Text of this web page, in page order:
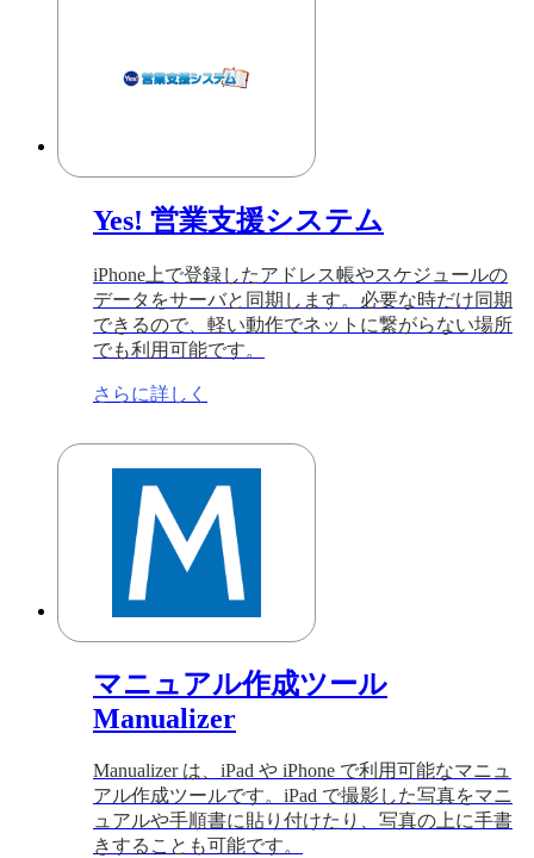
Yes! 営業支援システム
iPhone上で登録したアドレス帳やスケジュールの
データをサーバと同期します。必要な時だけ同期
できるので、軽い動作でネットに繋がらない場所
でも利用可能です。
さらに詳しく
マニュアル作成ツール
Manualizer
Manualizer は、iPad や iPhone で利用可能なマニュ
アル作成ツールです。iPad で撮影した写真をマニ
ュアルや手順書に貼り付けたり、写真の上に手書
きすることも可能です。